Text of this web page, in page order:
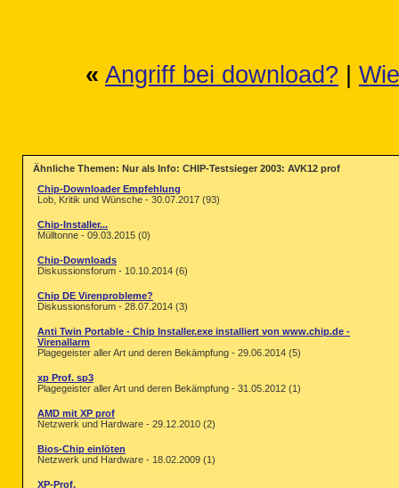
« Angriff bei download?
Ähnliche Themen: Nur als Info: CHIP-Testsieger 2003: AVK12 prof
Chip-Downloader Empfehlung
Lob, Kritik und Wünsche - 30.07.2017 (93)
Chip-Installer...
Mülltonne - 09.03.2015 (0)
Chip-Downloads
Diskussionsforum - 10.10.2014 (6)
Chip DE Virenprobleme?
Diskussionsforum - 28.07.2014 (3)
Anti Twin Portable - Chip Installer.exe installiert von www.chip.de -
Virenallarm
Plagegeister aller Art und deren Bekämpfung - 29.06.2014 (5)
xp Prof. sp3
Plagegeister aller Art und deren Bekämpfung - 31.05.2012 (1)
AMD mit XP prof
Netzwerk und Hardware - 29.12.2010 (2)
Bios-Chip einlöten
Netzwerk und Hardware - 18.02.2009 (1)
XP-Prof.